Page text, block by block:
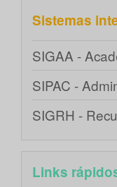
Sistemas
SIGAA -
SIPAC -
SIGRH -
Links